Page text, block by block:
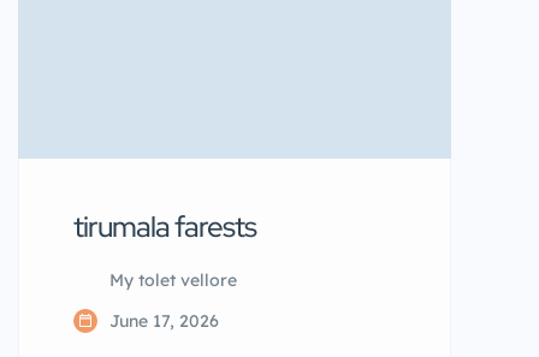
tirumala farests
My tolet vellore
June 17, 2026